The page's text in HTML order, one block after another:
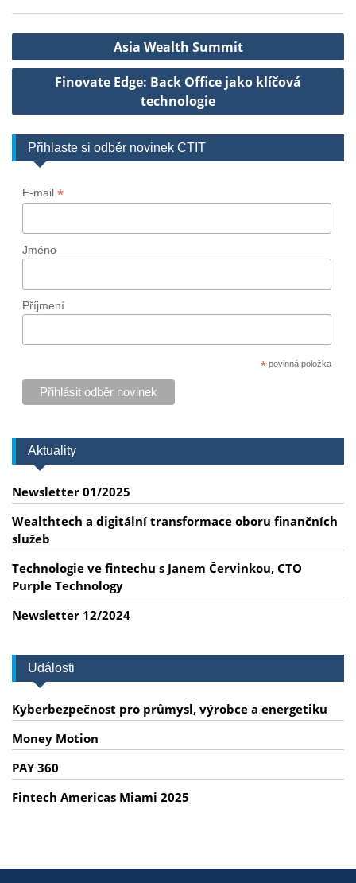
Navigace
pro
příspěvek
Asia Wealth Summit
Finovate Edge: Back Office jako klíčová
technologie
Přihlaste si odběr novinek CTIT
E-mail *
Jméno
Příjmení
*povinná položka
Aktuality
Newsletter 01/2025
Wealthtech a digitální transformace oboru finančních
služeb
Technologie ve fintechu s Janem Červinkou, CTO
Purple Technology
Newsletter 12/2024
Události
Kyberbezpečnost pro průmysl, výrobce a energetiku
Money Motion
PAY 360
Fintech Americas Miami 2025